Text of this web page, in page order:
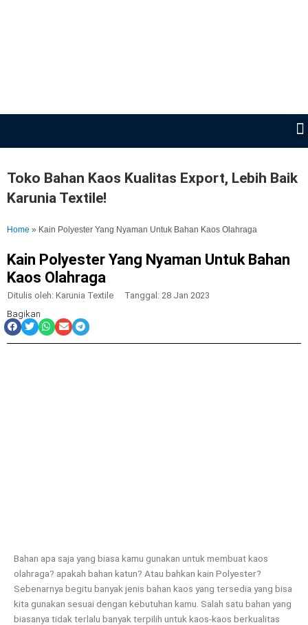
Toko Bahan Kaos Kualitas Export, Lebih Baik
Karunia Textile!
Home » Kain Polyester Yang Nyaman Untuk Bahan Kaos Olahraga
Kain Polyester Yang Nyaman Untuk Bahan
Kaos Olahraga
Ditulis oleh: Karunia Textile Tanggal: 28 Jan 2023
Bagikan
Bahan apa saja yang biasa kamu gunakan untuk membuat kaos
olahraga? apakah bahan katun? Atau bahkan kain Polyester?
Sebenarnya begitu banyak jenis bahan kaos yang tersedia yang bisa
kita gunakan sesuai dengan kebutuhan kamu. Salah satu bahan yang
biasanya tidak terlalu banyak terpilih untuk kaos-kaos berkualitas